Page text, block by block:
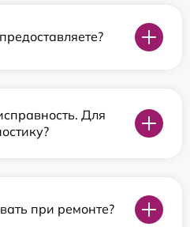
Для
при ремонте?